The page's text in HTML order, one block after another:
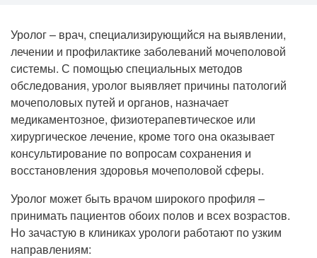
Прием гастроэнтеролога
Прием офтальмолога
Прием уролога
Прием хирурга
Прием кардиолога
Уролог – врач, специализирующийся на выявлении,
лечении и профилактике заболеваний мочеполовой
системы. С помощью специальных методов
обследования, уролог выявляет причины патологий
мочеполовых путей и органов, назначает
медикаментозное, физиотерапевтическое или
хирургическое лечение, кроме того она оказывает
консультирование по вопросам сохранения и
восстановления здоровья мочеполовой сферы.
Уролог может быть врачом широкого профиля –
принимать пациентов обоих полов и всех возрастов.
Но зачастую в клиниках урологи работают по узким
направлениям: